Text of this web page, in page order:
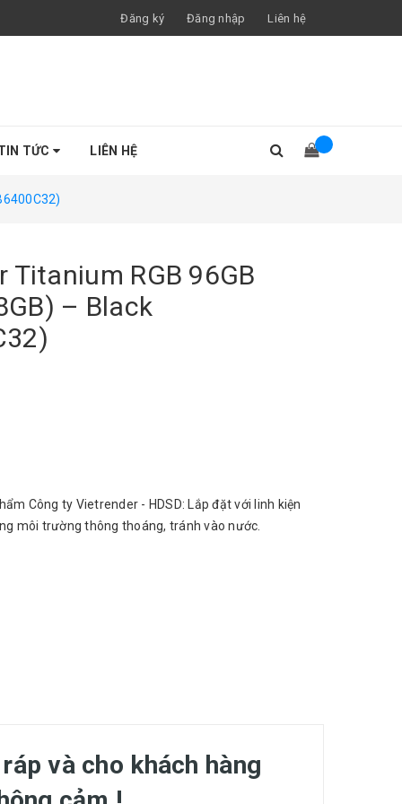
Đăng ký Đăng nhập Liên hệ
TỨC LIÊN HỆ
RGB 96GB
– Black
Công ty Vietrender - HDSD: Lắp đặt với linh kiện
môi trường thông thoáng, tránh vào nước.
và cho khách hàng